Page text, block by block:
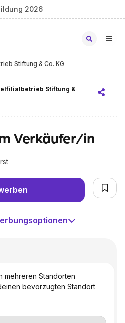
2026
Stiftung & Co. KG
Stiftung &
Verkäufer/in
mehreren Standorten
bevorzugten Standort